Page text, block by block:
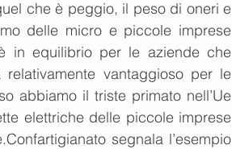
che è peggio, il peso di oneri e
delle micro e piccole imprese
in equilibrio per le aziende che
vantaggioso per le
abbiamo il triste primato nell’Ue
elettriche delle piccole imprese
segnala l’esempio